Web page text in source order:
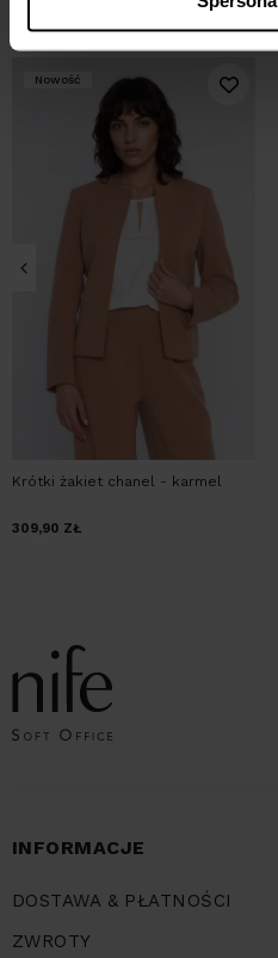
MOŻE CI SIĘ
Nowość
Krótki żakiet chanel - karmel
309,90 ZŁ
INFORMACJE
DOSTAWA & PŁATNOŚCI
ZWROTY